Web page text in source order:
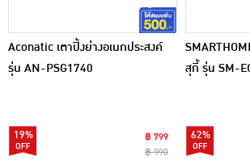
Aconatic เตาปิ้งย่างอเนกประสงค์
รุ่น AN-PSG1740
19%
฿ 799
฿ 990
สุกี้ รุ่น SM-
62%